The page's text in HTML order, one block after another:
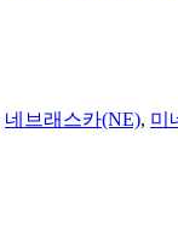
네브래스카(NE), 미